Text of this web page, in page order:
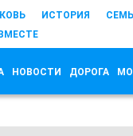
ИСТОРИЯ
НОВОСТИ ДОРОГА